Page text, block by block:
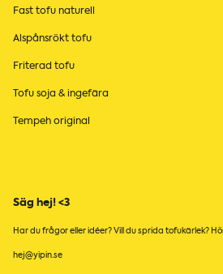
Säg hej! <3
Har du frågor eller idéer? Vill du sprida tofukärlek?
hej@yipin.se
Fast tofu naturell
Alspånsrökt tofu
Friterad tofu
Tofu soja & ingefära
Tempeh original